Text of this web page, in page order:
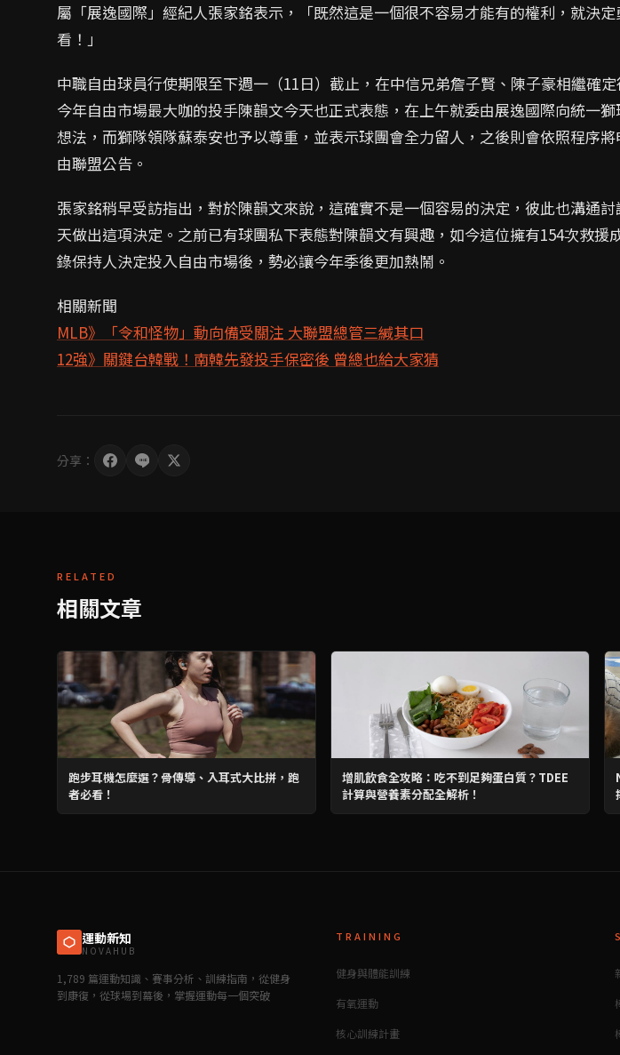
屬「展逸國際」經紀人張家銘表示，「既然這是一個很不容易才能有的權利，就決
看！」
中職自由球員行使期限至下週一（11日）截止，在中信兄弟詹子賢、陳子豪相繼確
今年自由市場最大咖的投手陳韻文今天也正式表態，在上午就委由展逸國際向統一獅
想法，而獅隊領隊蘇泰安也予以尊重，並表示球團會全力留人，之後則會依照程序將
由聯盟公告。
張家銘稍早受訪指出，對於陳韻文來說，這確實不是一個容易的決定，彼此也溝通
天做出這項決定。之前已有球團私下表態對陳韻文有興趣，如今這位擁有154次救援
錄保持人決定投入自由市場後，勢必讓今年季後更加熱鬧。
相關新聞
MLB》「令和怪物」動向備受關注 大聯盟總管三緘其口
12強》關鍵台韓戰！南韓先發投手保密後 曾總也給大家猜
分享：
RELATED
相關文章
跑步耳機怎麼選？骨傳導、入耳式大比拼，跑
者必看！
增肌飲食全攻略：吃不到足夠蛋白質？TDEE
計算與營養素分配全解析！
運動新知
NOVAHUB
1,789 篇運動知識、賽事分析、訓練指南，從健身
到康復，從球場到幕後，掌握運動每一個突破
TRAINING
健身與體能訓練
有氧運動
核心訓練計畫